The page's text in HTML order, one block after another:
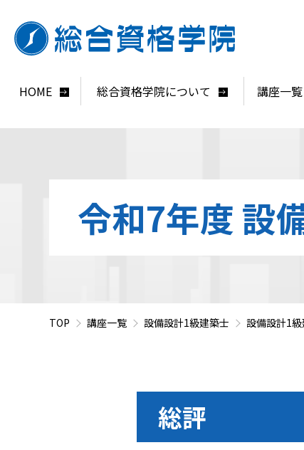
HOME 総合資格学院について 講座一覧
令和7年度 設
TOP 講座一覧 設備設計1級建築士 設備設計1
総評